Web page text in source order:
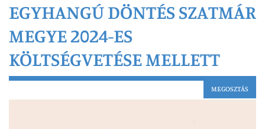
EGYHANGÚ DÖNTÉS SZATMÁR
MEGYE 2024-ES
KÖLTSÉGVETÉSE MELLETT
MEGOSZTÁS